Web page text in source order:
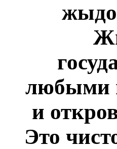
любыми
и
Это